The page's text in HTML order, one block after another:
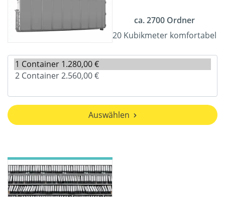
ca. 2700 Ordner
20 Kubikmeter komfortabel
Auswählen